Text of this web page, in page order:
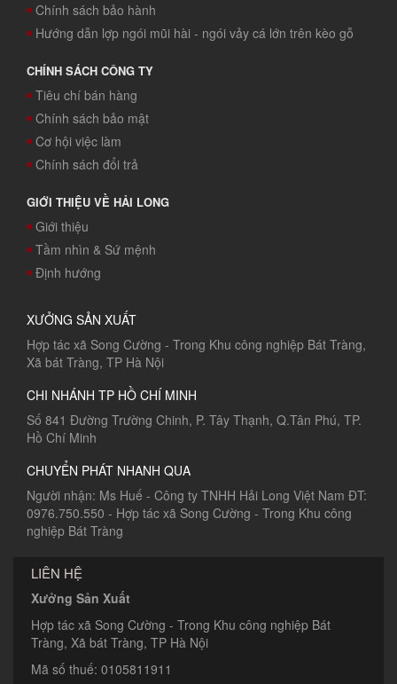
Chính sách bảo hành
Hướng dẫn lợp ngói mũi hài - ngói vảy cá lớn trên kèo gỗ
CHÍNH SÁCH CÔNG TY
Tiêu chí bán hàng
Chính sách bảo mật
Cơ hội việc làm
Chính sách đổi trả
GIỚI THIỆU VỀ HẢI LONG
Giới thiệu
Tầm nhìn & Sứ mệnh
Định hướng
XƯỞNG SẢN XUẤT
Hợp tác xã Song Cường - Trong Khu công nghiệp Bát Tràng,
Xã bát Tràng, TP Hà Nội
CHI NHÁNH TP HỒ CHÍ MINH
Số 841 Đường Trường Chinh, P. Tây Thạnh, Q.Tân Phú, TP.
Hồ Chí Minh
CHUYỂN PHÁT NHANH QUA
Người nhận: Ms Huế - Công ty TNHH Hải Long Việt Nam ĐT:
0976.750.550 - Hợp tác xã Song Cường - Trong Khu công
nghiệp Bát Tràng
LIÊN HỆ
Xưởng Sản Xuất
Hợp tác xã Song Cường - Trong Khu công nghiệp Bát
Tràng, Xã bát Tràng, TP Hà Nội
Mã số thuế: 0105811911